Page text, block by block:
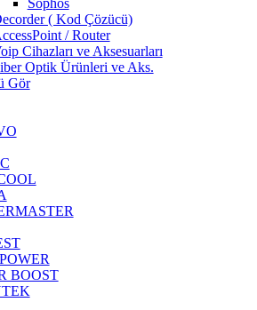
Sophos
( Kod Çözücü)
/ Router
Cihazları ve Aksesuarları
Optik Ürünleri ve Aks.
Gör
BOOST